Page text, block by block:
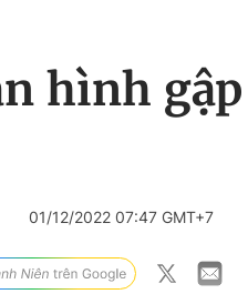
hình
01/12/2022 07:47 GMT+7